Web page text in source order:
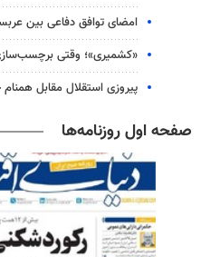
امضای توافق دفاعی بین
«کشمیری»؛ وقتی
پیروزی استقلال مقابل همنام
صفحه اول روزنامه‌ها